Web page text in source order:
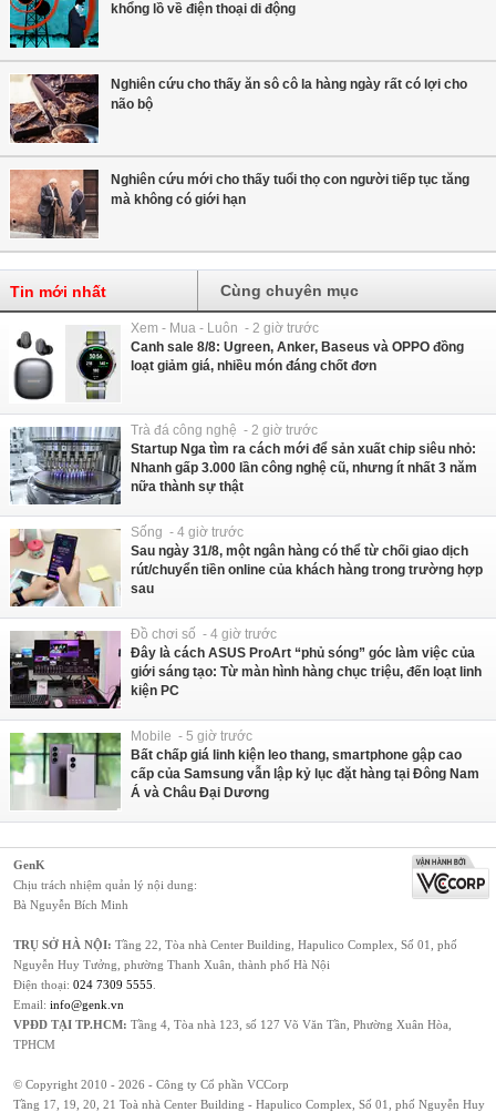
khổng lồ về điện thoại di động
Nghiên cứu cho thấy ăn sô cô la hàng ngày rất có lợi cho
não bộ
Nghiên cứu mới cho thấy tuổi thọ con người tiếp tục tăng
mà không có giới hạn
Tin mới nhất Cùng chuyên mục
Xem - Mua - Luôn - 2 giờ trước
Canh sale 8/8: Ugreen, Anker, Baseus và OPPO đồng
loạt giảm giá, nhiều món đáng chốt đơn
Trà đá công nghệ - 2 giờ trước
Startup Nga tìm ra cách mới để sản xuất chip siêu nhỏ:
Nhanh gấp 3.000 lần công nghệ cũ, nhưng ít nhất 3 năm
nữa thành sự thật
Sống - 4 giờ trước
Sau ngày 31/8, một ngân hàng có thể từ chối giao dịch
rút/chuyển tiền online của khách hàng trong trường hợp
sau
Đồ chơi số - 4 giờ trước
Đây là cách ASUS ProArt “phủ sóng” góc làm việc của
giới sáng tạo: Từ màn hình hàng chục triệu, đến loạt linh
kiện PC
Mobile - 5 giờ trước
Bất chấp giá linh kiện leo thang, smartphone gập cao
cấp của Samsung vẫn lập kỷ lục đặt hàng tại Đông Nam
Á và Châu Đại Dương
GenK
Chịu trách nhiệm quản lý nội dung:
Bà Nguyễn Bích Minh
TRỤ SỞ HÀ NỘI: Tầng 22, Tòa nhà Center Building, Hapulico Complex, Số 01, phố
Nguyễn Huy Tưởng, phường Thanh Xuân, thành phố Hà Nội
Điện thoại: 024 7309 5555
Email: info@genk.vn
VPĐD TẠI TP.HCM: Tầng 4, Tòa nhà 123, số 127 Võ Văn Tần, Phường Xuân Hòa,
TPHCM
© Copyright 2010 - 2026 - Công ty Cổ phần VCCorp
Tầng 17, 19, 20, 21 Toà nhà Center Building - Hapulico Complex, Số 01, phố Nguyễn Huy